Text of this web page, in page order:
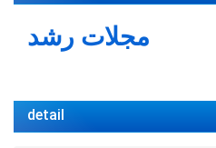
مجلات رشد
detail